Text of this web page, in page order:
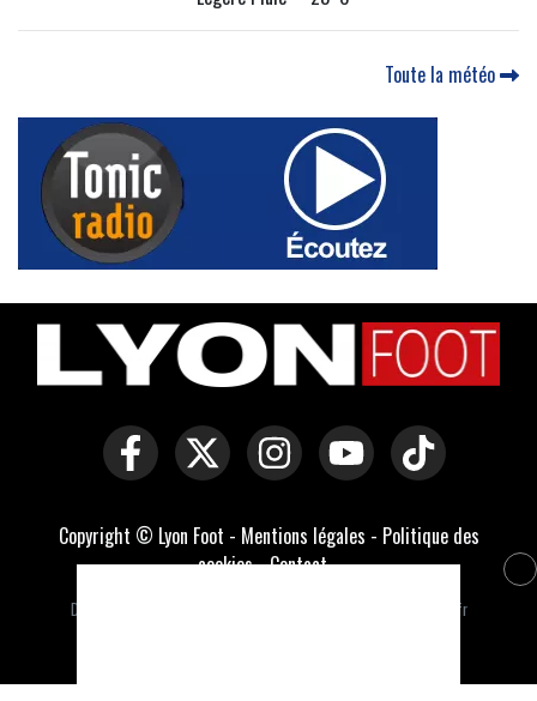
Toute la météo
Copyright © Lyon Foot - Mentions légales - Politique des
cookies-Contact-
Domaines officiels : lyonfootball.fr